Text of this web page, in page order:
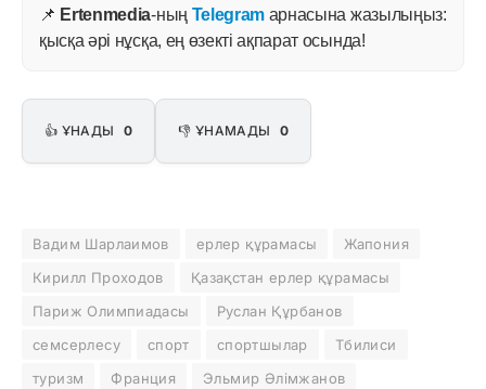
📌 Ertenmedia-ның Telegram арнасына жазылыңыз:
қысқа әрі нұсқа, ең өзекті ақпарат осында!
👍 ҰНАДЫ 0 👎 ҰНАМАДЫ 0
Вадим Шарлаимов ерлер құрамасы
Жапония
Кирилл Проходов
Қазақстан ерлер құрамасы
Париж Олимпиадасы
Руслан Құрбанов
семсерлесу
спорт спортшылар
Тбилиси
туризм
Франция Эльмир Әлімжанов